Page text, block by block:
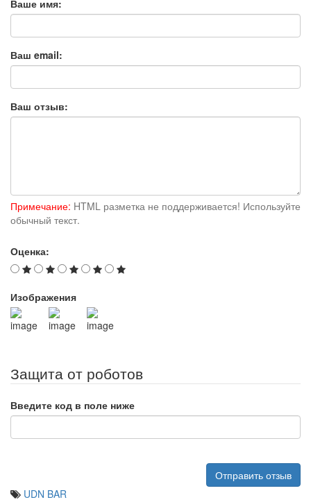
Ваше имя:
Ваш email:
Ваш отзыв:
Примечание: HTML разметка не поддерживается! Используйте
обычный текст.
Оценка:
Изображения
Защита от роботов
Введите код в поле ниже
Отправить отзыв
UDN BAR